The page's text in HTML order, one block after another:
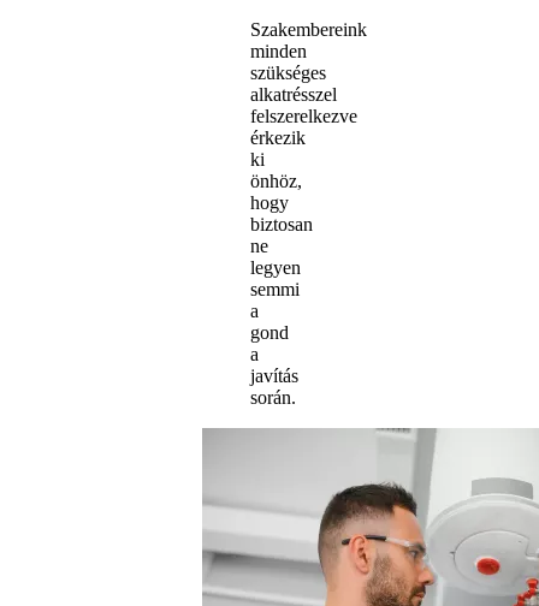
Szakembereink
minden
szükséges
alkatrésszel
felszerelkezve
érkezik
ki
önhöz,
hogy
biztosan
ne
legyen
semmi
a
gond
a
javítás
során.